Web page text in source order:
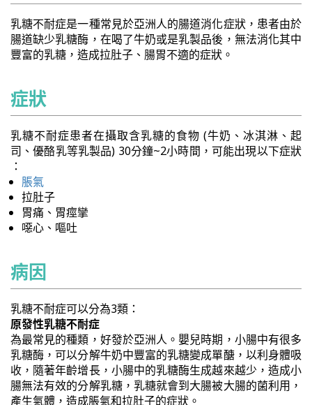
乳糖不耐症是一種常見於亞洲人的腸道消化症狀，患者由於
腸道缺少乳糖酶，在喝了牛奶或是乳製品後，無法消化其中
豐富的乳糖，造成拉肚子、腸胃不適的症狀。
症狀
乳糖不耐症患者在攝取含乳糖的食物 (牛奶、冰淇淋、起
司、優酪乳等乳製品) 30分鐘~2小時間，可能出現以下症狀
：
脹氣
拉肚子
胃痛、胃痙攣
噁心、嘔吐
病因
乳糖不耐症可以分為3類：
原發性乳糖不耐症
為最常見的種類，好發於亞洲人。嬰兒時期，小腸中有很多
乳糖酶，可以分解牛奶中豐富的乳糖變成單醣，以利身體吸
收，隨著年齡增長，小腸中的乳糖酶生成越來越少，造成小
腸無法有效的分解乳糖，乳糖就會到大腸被大腸的菌利用，
產生氣體，造成脹氣和拉肚子的症狀。